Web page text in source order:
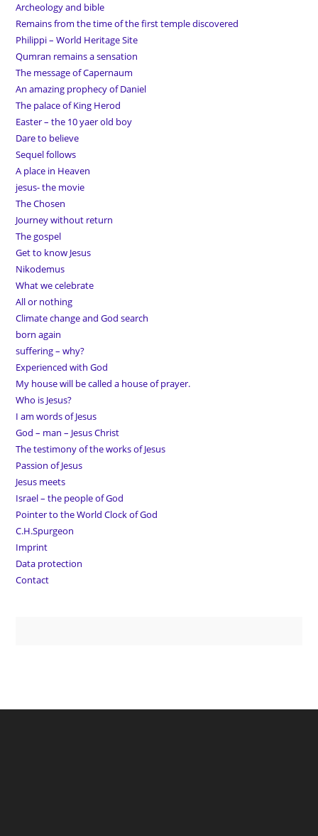
Archeology and bible
Remains from the time of the first temple discovered
Philippi – World Heritage Site
Qumran remains a sensation
The message of Capernaum
An amazing prophecy of Daniel
The palace of King Herod
Easter – the 10 yaer old boy
Dare to believe
Sequel follows
A place in Heaven
jesus- the movie
The Chosen
Journey without return
The gospel
Get to know Jesus
Nikodemus
What we celebrate
All or nothing
Climate change and God search
born again
suffering – why?
Experienced with God
My house will be called a house of prayer.
Who is Jesus?
I am words of Jesus
God – man – Jesus Christ
The testimony of the works of Jesus
Passion of Jesus
Jesus meets
Israel – the people of God
Pointer to the World Clock of God
C.H.Spurgeon
Imprint
Data protection
Contact